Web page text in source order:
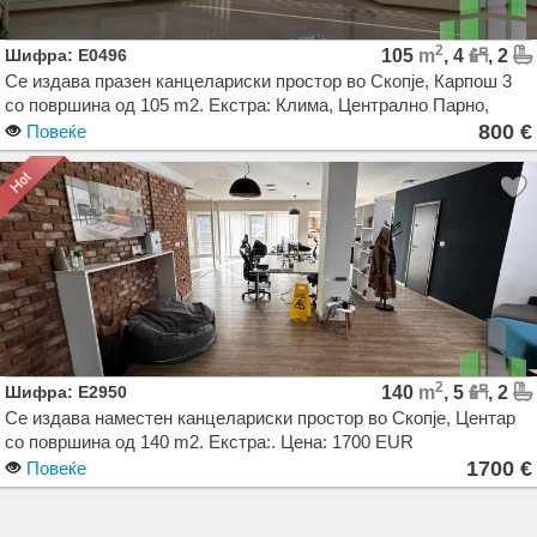
Шифра: E0496 105 m2, 4
, 2
Се издава празен канцелариски простор во Скопје, Карпош 3
со површина од 105 m2. Екстра: Клима, Централно Парно,
Лифт, Паркинг, Аларм, Гаража. Цена: 800 EUR
Повеќе 800 €
Шифра: E2950 140 m2, 5
, 2
Се издава наместен канцелариски простор во Скопје, Центар
со површина од 140 m2. Екстра:. Цена: 1700 EUR
Повеќе
1700 €